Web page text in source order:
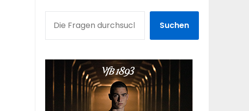
Suchen